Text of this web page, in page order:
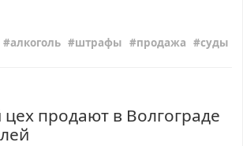
алкоголь штрафы продажа суды
продают в Волгограде